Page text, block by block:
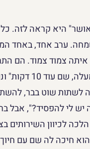
"גרושה באושר" היא
ערב אחד, באחד
איתה צמוד צמוד. הם
הוא לחש לה
לשתות שוט בבר,
לי להפסיד?", אבל
לכיוון
חיכה לה שם עם חיוך